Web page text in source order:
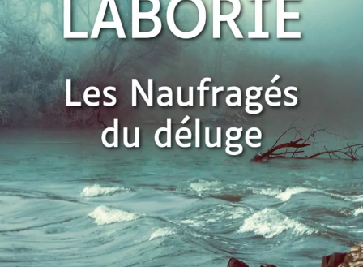
Les Naufragés du déluge
Christian Laborie
28€